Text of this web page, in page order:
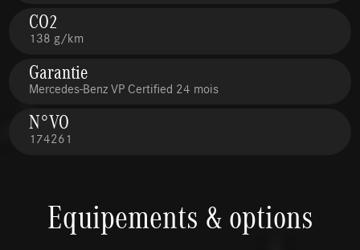
CO2
138 g/km
Garantie
Mercedes-Benz VP Certified 24 mois
N°VO
174261
Equipements & options